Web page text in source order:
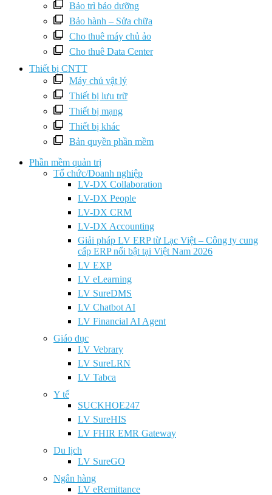
Bảo trì bảo dưỡng
Bảo hành – Sửa chữa
Cho thuê máy chủ ảo
Cho thuê Data Center
Thiết bị CNTT
Máy chủ vật lý
Thiết bị lưu trữ
Thiết bị mạng
Thiết bị khác
Bản quyền phần mềm
Phần mềm quản trị
Tổ chức/Doanh nghiệp
LV-DX Collaboration
LV-DX People
LV-DX CRM
LV-DX Accounting
Giải pháp LV ERP từ Lạc Việt – Công ty cung
cấp ERP nổi bật tại Việt Nam 2026
LV EXP
LV eLearning
LV SureDMS
LV Chatbot AI
LV Financial AI Agent
Giáo dục
LV Vebrary
LV SureLRN
LV Tabca
Y tế
SUCKHOE247
LV SureHIS
LV FHIR EMR Gateway
Du lịch
LV SureGO
Ngân hàng
LV eRemittance